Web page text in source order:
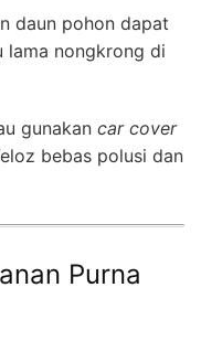
daun pohon dapat
lama nongkrong di
gunakan car cover
bebas polusi dan
Purna